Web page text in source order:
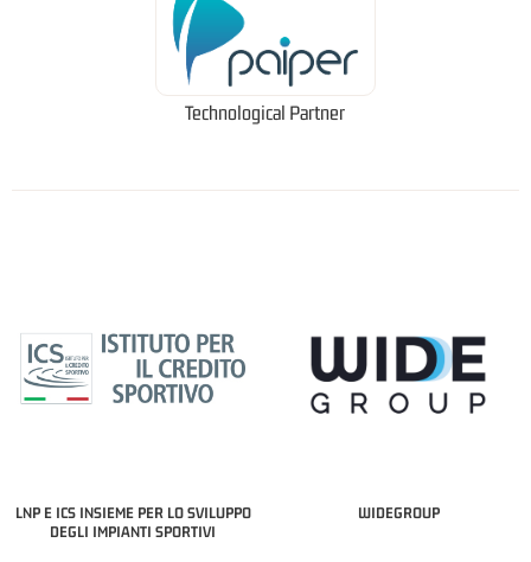
Technological Partner
LNP E ICS INSIEME PER LO SVILUPPO
DEGLI IMPIANTI SPORTIVI
WIDEGROUP